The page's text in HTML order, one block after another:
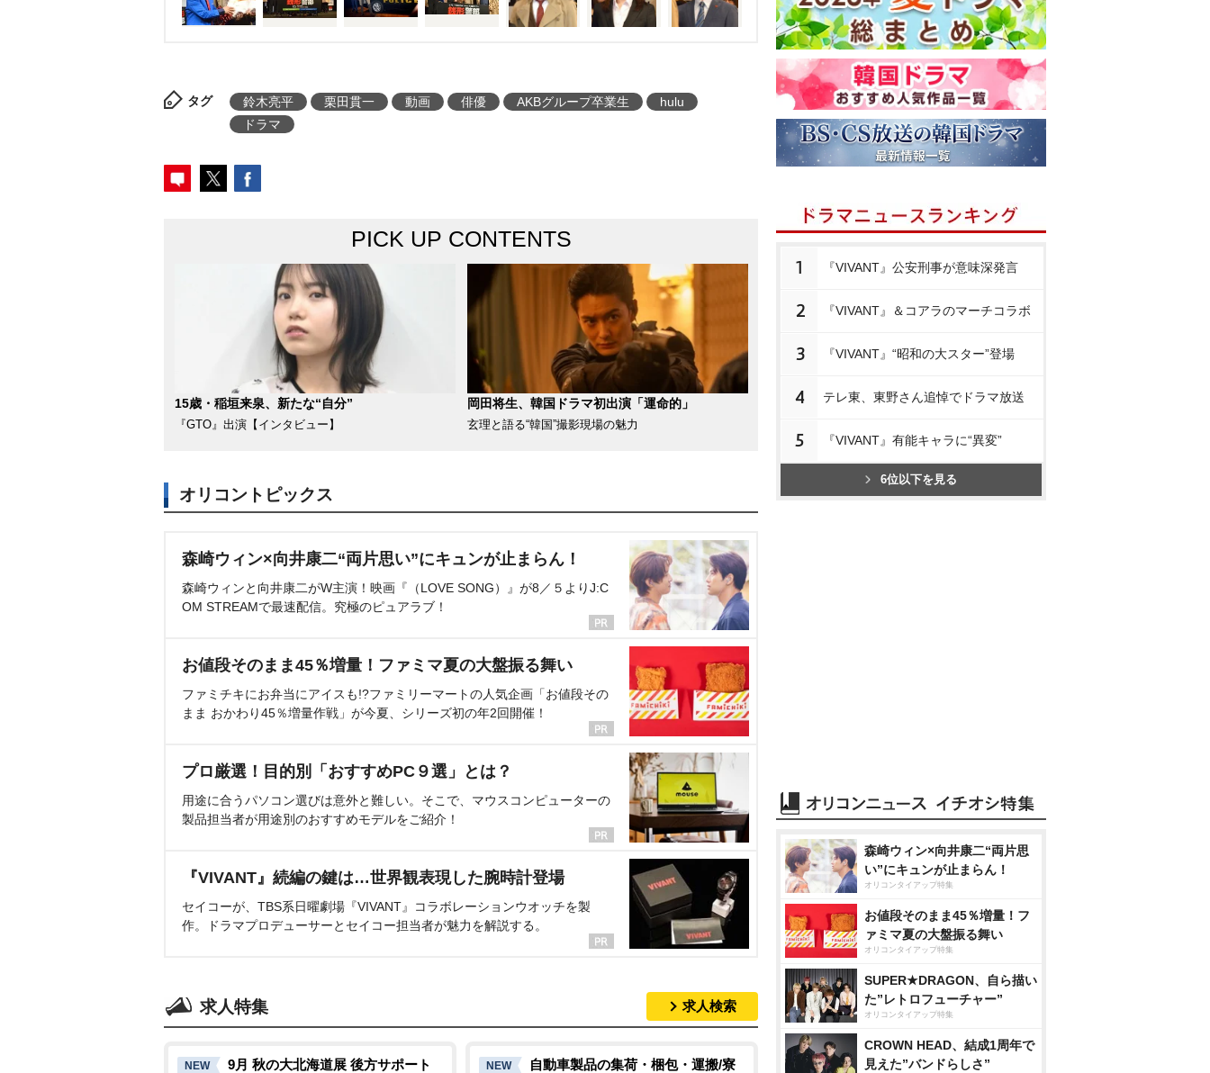
タグ 鈴木亮平 栗田貫一 動画 俳優 AKBグループ卒業生
hulu
ドラマ
PICK UP CONTENTS
15歳・稲垣来泉、新たな“自分”
『GTO』出演【インタビュー】
岡田将生、韓国ドラマ初出演「運命的」
玄理と語る“韓国”撮影現場の魅力
オリコントピックス
森崎ウィン×向井康二“両片思い”にキュンが止まらん！
森崎ウィンと向井康二がW主演！映画『（LOVE SONG）』が8／５よりJ:C
OM STREAMで最速配信。究極のピュアラブ！
お値段そのまま45％増量！ファミマ夏の大盤振る舞い
ファミチキにお弁当にアイスも!?ファミリーマートの人気企画「お値段その
まま おかわり45％増量作戦」が今夏、シリーズ初の年2回開催！
プロ厳選！目的別「おすすめPC９選」とは？
用途に合うパソコン選びは意外と難しい。そこで、マウスコンピューターの
製品担当者が用途別のおすすめモデルをご紹介！
『VIVANT』続編の鍵は…世界観表現した腕時計登場
セイコーが、TBS系日曜劇場『VIVANT』コラボレーションウオッチを製
作。ドラマプロデューサーとセイコー担当者が魅力を解説する。
求人特集 求人検索
NEW
9月 秋の大北海道展 後方サポート
NEW
自動車製品の集荷・梱包・運搬/寮
1 『VIVANT』公安刑事が意味深発言
2 『VIVANT』＆コアラのマーチコラボ
3 『VIVANT』“昭和の大スター”登場
4 テレ東、東野さん追悼でドラマ放送
5 『VIVANT』有能キャラに“異変”
6位以下を見る
森崎ウィン×向井康二“両片思
い”にキュンが止まらん！
オリコンタイアップ特集
お値段そのまま45％増量！フ
ァミマ夏の大盤振る舞い
オリコンタイアップ特集
SUPER★DRAGON、自ら描い
た”レトロフューチャー”
オリコンタイアップ特集
CROWN HEAD、結成1周年で
見えた”バンドらしさ”